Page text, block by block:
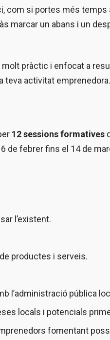
com si portes més
marcar un abans i un
molt pràctic i enfocat a
teva activitat emprenedora.
12 sessions formatives
febrer fins el 14 de
l’existent.
productes i serveis.
l’administració pública
locals i potencials
fomentant